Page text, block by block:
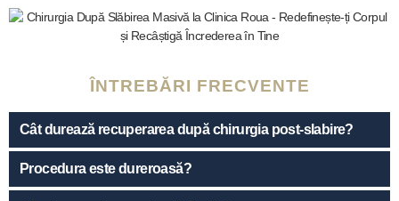
ÎNTREBĂRI FRECVENTE
Cât durează recuperarea după chirurgia post-slabire?
Procedura este dureroasă?